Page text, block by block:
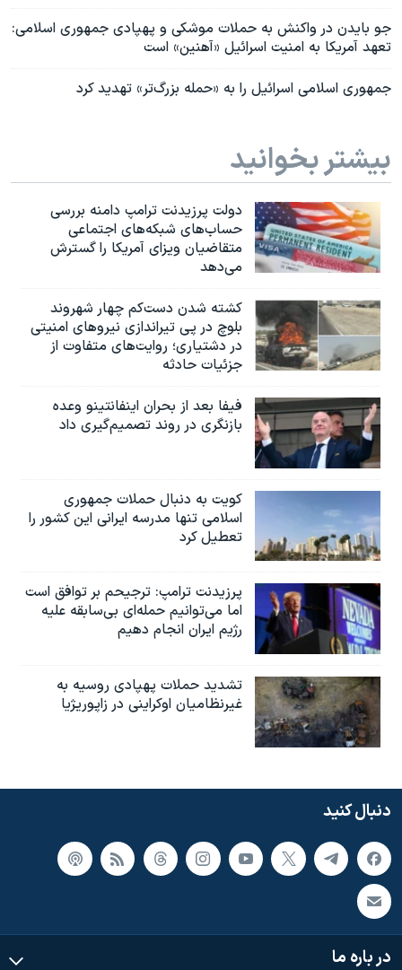
جو بایدن در واکنش به حملات موشکی و پهپادی جمهوری اسلامی:
تعهد آمریکا به امنیت اسرائیل «آهنین» است
جمهوری اسلامی اسرائیل را به «حمله بزرگ‌تر» تهدید کرد
بیشتر بخوانید
دولت پرزیدنت ترامپ دامنه بررسی
حساب‌های شبکه‌های اجتماعی
متقاضیان ویزای آمریکا را گسترش
می‌دهد
کشته شدن دست‌کم چهار شهروند
بلوچ در پی تیراندازی نیروهای امنیتی
در دشتیاری؛ روایت‌های متفاوت از
جزئیات حادثه
فیفا بعد از بحران اینفانتینو وعده
بازنگری در روند تصمیم‌گیری داد
کویت به دنبال حملات جمهوری
اسلامی تنها مدرسه ایرانی این کشور را
تعطیل کرد
پرزیدنت ترامپ: ترجیحم بر توافق است
اما می‌توانیم حمله‌ای بی‌سابقه علیه
رژیم ایران انجام دهیم
تشدید حملات پهپادی روسیه به
غیرنظامیان اوکراینی در زاپوریژیا
دنبال کنید
در باره ما